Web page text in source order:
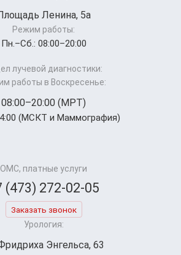
Ленина, 5а
Режим работы:
Пн.–Cб.: 08:00–20:00
лучевой диагностики:
работы в Воскресенье:
08:00–20:00 (МРТ)
(МСКТ и Маммография)
ОМС, платные услуги
(473) 272-02-05
Заказать звонок
Урология:
Энгельса, 63